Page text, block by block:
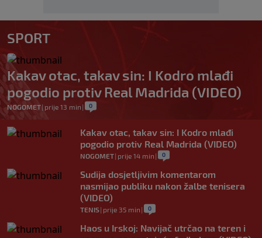
SPORT
Kakav otac, takav sin: I Kodro mlađi
pogodio protiv Real Madrida (VIDEO)
NOGOMET| prije 13 min | 0
Kakav otac, takav sin: I Kodro mlađi
pogodio protiv Real Madrida (VIDEO)
NOGOMET| prije 14 min | 0
Sudija dosjetljivim komentarom
nasmijao publiku nakon žalbe tenisera
(VIDEO)
TENIS| prije 35 min | 0
Haos u Irskoj: Navijač utrčao na teren i